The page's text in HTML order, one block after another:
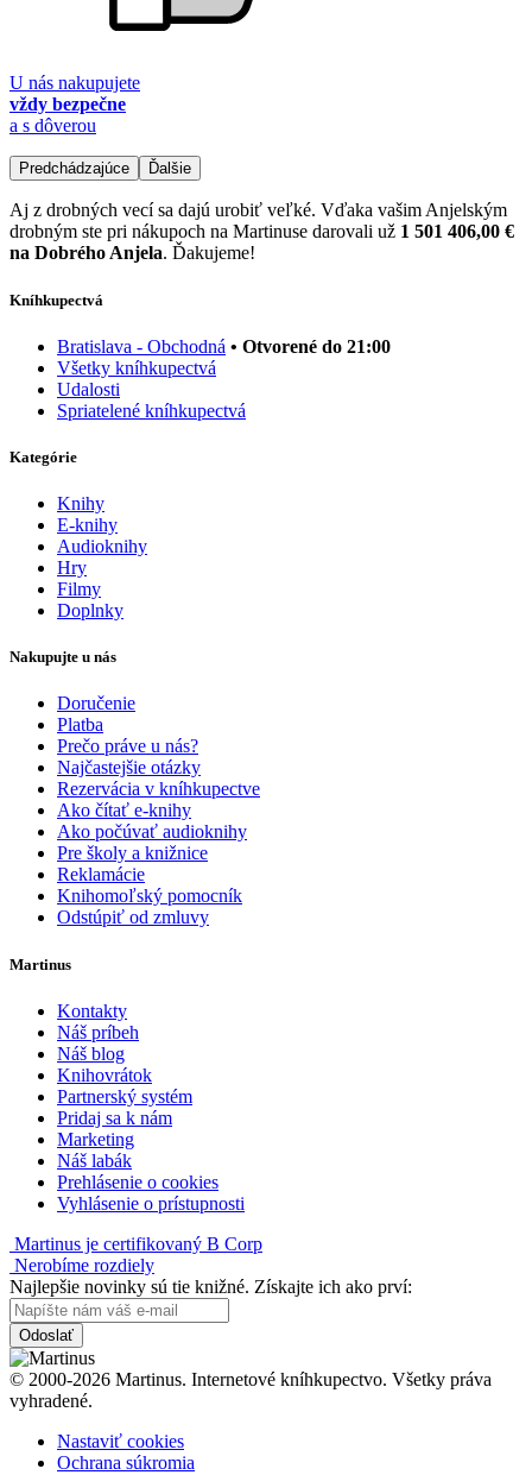
U nás nakupujete
vždy bezpečne
a s dôverou
Predchádzajúce Ďalšie
Aj z drobných vecí sa dajú urobiť veľké. Vďaka vašim Anjelským
drobným ste pri nákupoch na Martinuse darovali už 1 501 406,00 €
na Dobrého Anjela. Ďakujeme!
Kníhkupectvá
Bratislava - Obchodná • Otvorené do 21:00
Všetky kníhkupectvá
Udalosti
Spriatelené kníhkupectvá
Kategórie
Knihy
E-knihy
Audioknihy
Hry
Filmy
Doplnky
Nakupujte u nás
Doručenie
Platba
Prečo práve u nás?
Najčastejšie otázky
Rezervácia v kníhkupectve
Ako čítať e-knihy
Ako počúvať audioknihy
Pre školy a knižnice
Reklamácie
Knihomoľský pomocník
Odstúpiť od zmluvy
Martinus
Kontakty
Náš príbeh
Náš blog
Knihovrátok
Partnerský systém
Pridaj sa k nám
Marketing
Náš labák
Prehlásenie o cookies
Vyhlásenie o prístupnosti
Martinus je certifikovaný B Corp
Nerobíme rozdiely
Najlepšie novinky sú tie knižné. Získajte ich ako prví:
Odoslať
© 2000-2026 Martinus. Internetové kníhkupectvo. Všetky práva
vyhradené.
Nastaviť cookies
Ochrana súkromia